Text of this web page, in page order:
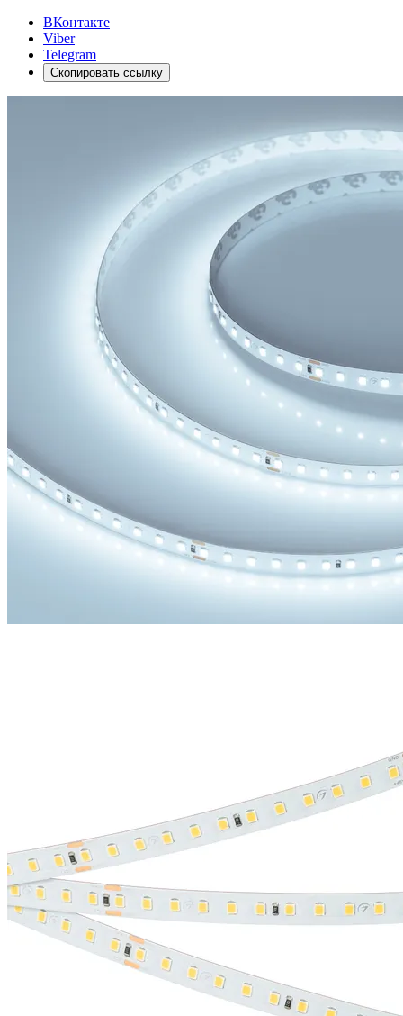
ВКонтакте
Viber
Telegram
Скопировать ссылку